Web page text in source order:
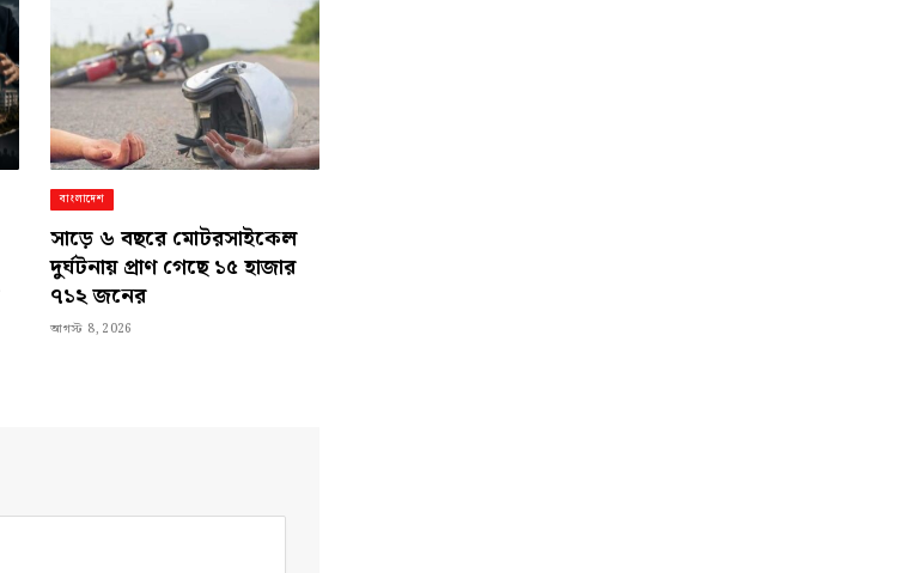
বাংলাদেশ
সাড়ে ৬ বছরে মোটরসাইকেল
দুর্ঘটনায় প্রাণ গেছে ১৫ হাজার
৭১২ জনের
আগস্ট 8, 2026